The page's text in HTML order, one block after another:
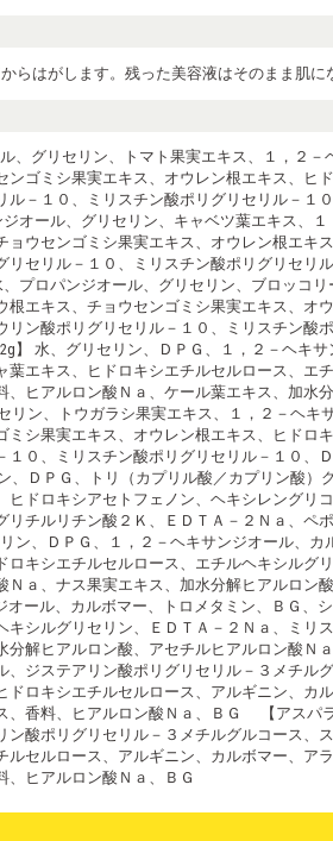
らはがします。残った美容液はそのまま肌に
、グリセリン、トマト果実エキス、１，２
ゴミシ果実エキス、オウレン根エキス、ヒ
－１０、ミリスチン酸ポリグリセリル－１
ール、グリセリン、キャベツ葉エキス、１
ウセンゴミシ果実エキス、オウレン根エキ
セリル－１０、ミリスチン酸ポリグリセリ
プロパンジオール、グリセリン、ブロッコ
エキス、チョウセンゴミシ果実エキス、オ
ン酸ポリグリセリル－１０、ミリスチン酸
水、グリセリン、ＤＰＧ、１，２－ヘキ
エキス、ヒドロキシエチルセルロース、エ
、ヒアルロン酸Ｎａ、ケール葉エキス、加
リン、トウガラシ果実エキス、１，２－ヘ
シ果実エキス、オウレン根エキス、ヒドロ
０、ミリスチン酸ポリグリセリル－１０
、ＤＰＧ、トリ（カプリル酸／カプリン酸
ドロキシアセトフェノン、ヘキシレングリ
チルリチン酸２Ｋ、ＥＤＴＡ－２Ｎａ、
ン、ＤＰＧ、１，２－ヘキサンジオール、
キシエチルセルロース、エチルヘキシルグ
ａ、ナス果実エキス、加水分解ヒアルロン
ール、カルボマー、トロメタミン、ＢＧ、
シルグリセリン、ＥＤＴＡ－２Ｎａ、ミリ
解ヒアルロン酸、アセチルヒアルロン酸Ｎ
ジステアリン酸ポリグリセリル－３メチル
ロキシエチルセルロース、アルギニン、カ
香料、ヒアルロン酸Ｎａ、ＢＧ 【アスパ
酸ポリグリセリル－３メチルグルコース、
セルロース、アルギニン、カルボマー、ア
、ヒアルロン酸Ｎａ、ＢＧ